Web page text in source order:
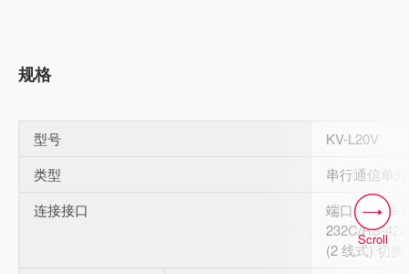
规格
型号
KV-L20V
类型
串行通信单元
连接接口
端口 1：RS-
232C/RS-
(2 线式) 切换
Scroll